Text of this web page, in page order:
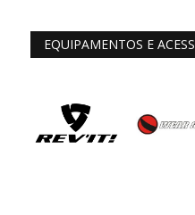
EQUIPAMENTOS E